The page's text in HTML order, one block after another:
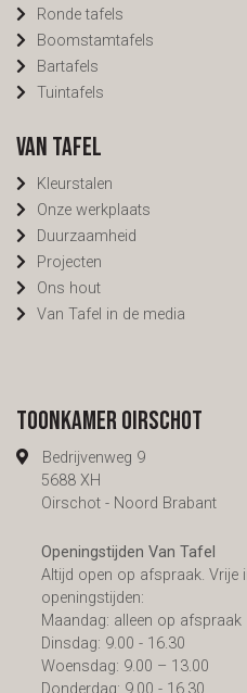
Ronde tafels
Boomstamtafels
Bartafels
Tuintafels
Van Tafel
Kleurstalen
Onze werkplaats
Duurzaamheid
Projecten
Ons hout
Van Tafel in de media
Toonkamer Oirschot
Bedrijvenweg 9
5688 XH
Oirschot - Noord Brabant
Openingstijden Van Tafel
Altijd open op afspraak. Vrije
openingstijden:
Maandag: alleen op afspraak
Dinsdag: 9.00 - 16.30
Woensdag: 9.00 – 13.00